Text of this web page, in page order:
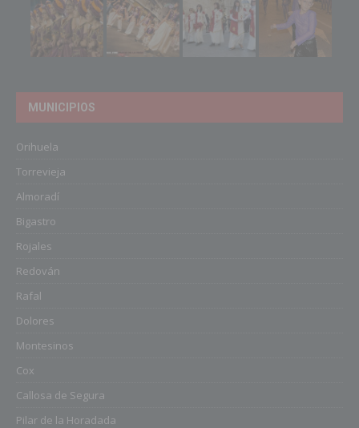
MUNICIPIOS
Orihuela
Torrevieja
Almoradí
Bigastro
Rojales
Redován
Rafal
Dolores
Montesinos
Cox
Callosa de Segura
Pilar de la Horadada